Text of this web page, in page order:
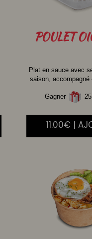
POULET
Plat en sauce avec
saison, accompagné
Gagner
11.00€ |